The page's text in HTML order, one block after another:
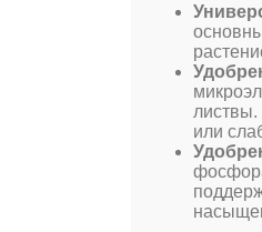
листвы.
или